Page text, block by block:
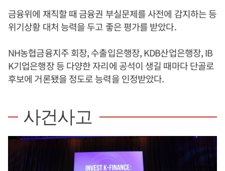
금융위에 재직할 때 금융권 부실문제를 사전에 감지하는 등
위기상황 대처 능력을 두고 좋은 평가를 받았다.
NH농협금융지주 회장, 수출입은행장, KDB산업은행장, IB
K기업은행장 등 다양한 자리에 공석이 생길 때마다 단골로
후보에 거론됐을 정도로 능력을 인정받았다.
사건사고